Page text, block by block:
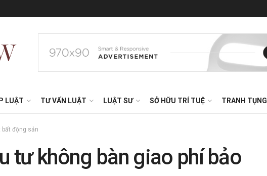
LUẬT TƯ VẤN LUẬT LUẬT SƯ SỞ HỮU TRÍ TUỆ TRANH TỤNG
bất động sản
tư không bàn giao phí bảo